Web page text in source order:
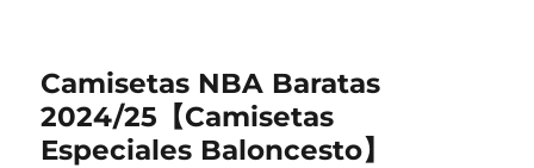
Camisetas NBA Baratas
2024/25【Camisetas
Especiales Baloncesto】